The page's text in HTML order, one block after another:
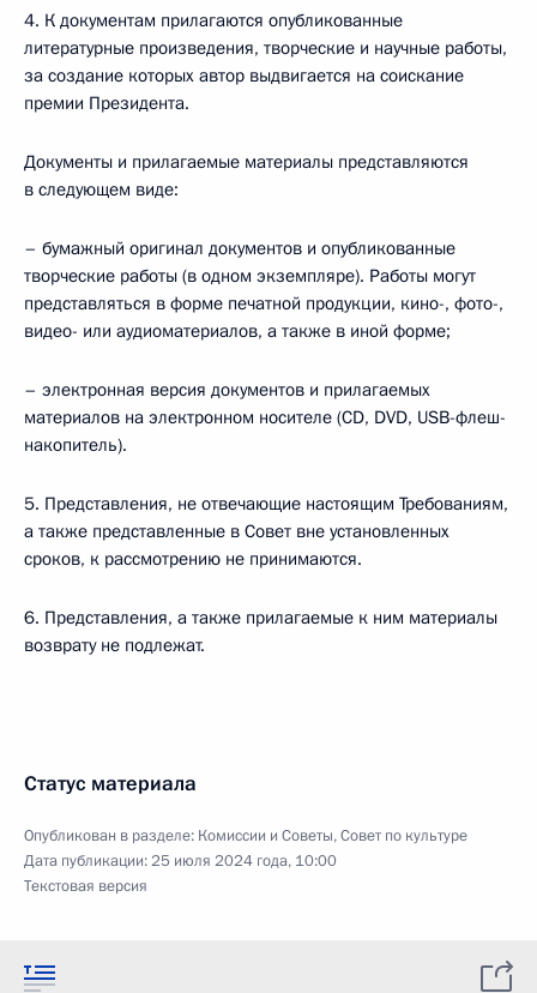
4. К документам прилагаются опубликованные
литературные произведения, творческие и научные работы,
за создание которых автор выдвигается на соискание
премии Президента.
Документы и прилагаемые материалы представляются
в следующем виде:
– бумажный оригинал документов и опубликованные
творческие работы (в одном экземпляре). Работы могут
представляться в форме печатной продукции, кино-, фото-,
видео- или аудиоматериалов, а также в иной форме;
– электронная версия документов и прилагаемых
материалов на электронном носителе (CD, DVD, USB-флеш-
накопитель).
5. Представления, не отвечающие настоящим Требованиям,
а также представленные в Совет вне установленных
сроков, к рассмотрению не принимаются.
6. Представления, а также прилагаемые к ним материалы
возврату не подлежат.
Статус материала
Опубликован в разделе: Комиссии и Советы,Совет по культуре
Дата публикации:25 июля 2024 года, 10:00
Текстовая версия